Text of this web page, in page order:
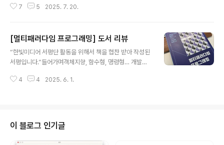
용이 너무 실용적이고 흥미로워서 바로 그 분께 책을 빌려
고 있어서, 읽는 내내 "아, 이런 부분에서 내가 헤매고 있었
구나" 하는 깨달음이 많았던 것 같아요.목차저자의 말1부
테크니컬 라이팅 시작하기1장 테크니컬 라이팅테크니컬
테크니컬 라이팅 5단계2장 개발자와 테크니컬 라이팅개발
7 5 2025. 7. 20.
[멀티패러다임 프로그래밍] 도서 리뷰
“한빛미디어 서평단 활동을 위해서 책을 협찬 받아 작성된
서평입니다.”들어가며객체지향, 함수형, 명령형… 개발하
연스럽게 접하게 되는 방식들이에요.책 표지에 '객체지향,
각각을 따로 배우거나, 어떤 하나를 선택해서 써야 한다고
생각했는데 말이에요!이 책은 '어떤 게 정답이다'라고 단정
하기보다는 상황에 따라 어떻게 조합해서 쓸 때 성능적으
4 4 2025. 6. 1.
이 블로그 인기글